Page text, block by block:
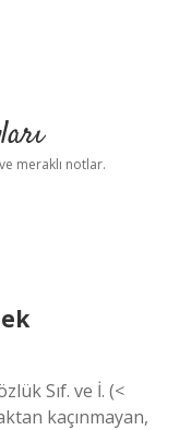
meraklı notlar.
Sıf. ve İ. (<
kaçınmayan,